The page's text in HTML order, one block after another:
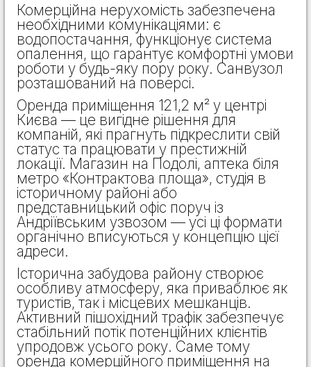
Комерційна нерухомість забезпечена
необхідними комунікаціями: є
водопостачання, функціонує система
опалення, що гарантує комфортні умови
роботи у будь-яку пору року. Санвузол
розташований на поверсі.
Оренда приміщення 121,2 м² у центрі
Києва — це вигідне рішення для
компаній, які прагнуть підкреслити свій
статус та працювати у престижній
локації. Магазин на Подолі, аптека біля
метро «Контрактова площа», студія в
історичному районі або
представницький офіс поруч із
Андріївським узвозом — усі ці формати
органічно вписуються у концепцію цієї
адреси.
Історична забудова району створює
особливу атмосферу, яка приваблює як
туристів, так і місцевих мешканців.
Активний пішохідний трафік забезпечує
стабільний потік потенційних клієнтів
упродовж усього року. Саме тому
оренда комерційного приміщення на